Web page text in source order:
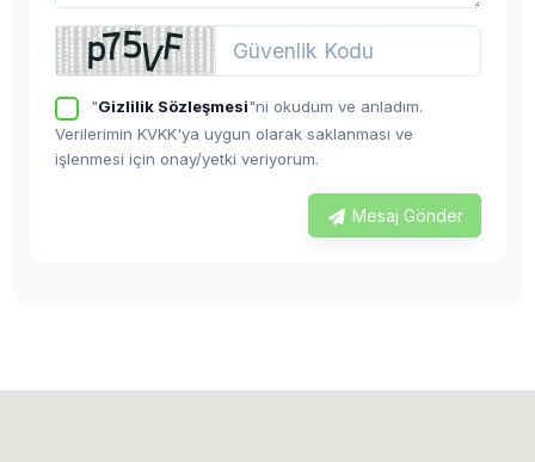
"Gizlilik Sözleşmesi"ni okudum ve anladım.
Verilerimin KVKK'ya uygun olarak saklanması ve
işlenmesi için onay/yetki veriyorum.
Mesaj Gönder